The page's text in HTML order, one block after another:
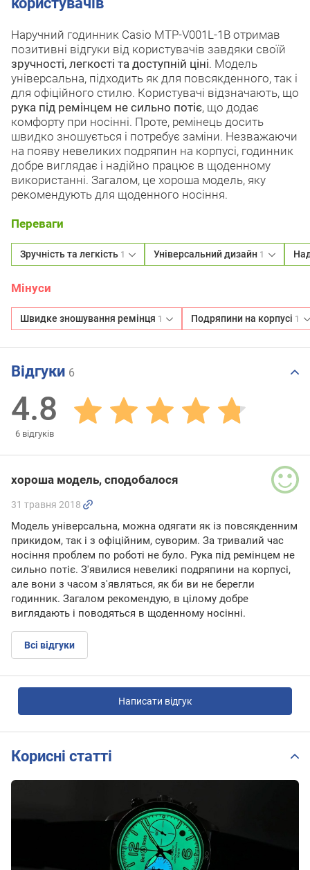
Наручний годинник Casio MTP-V001L-1B отримав
позитивні відгуки від користувачів завдяки своїй
зручності, легкості та доступній ціні. Модель
універсальна, підходить як для повсякденного, так і
для офіційного стилю. Користувачі відзначають, що
рука під ремінцем не сильно потіє, що додає
комфорту при носінні. Проте, ремінець досить
швидко зношується і потребує заміни. Незважаючи
на появу невеликих подряпин на корпусі, годинник
добре виглядає і надійно працює в щоденному
використанні. Загалом, це хороша модель, яку
рекомендують для щоденного носіння.
Переваги
Зручність та легкість 1 Універсальний дизайн 1
Мінуси
Швидке зношування ремінця 1 Подряпини на корпусі 1
Відгуки 6
4.8
6 відгуків
хороша модель, сподобалося
31 травня 2018
Модель універсальна, можна одягати як із повсякденним
прикидом, так і з офіційним, суворим. За тривалий час
носіння проблем по роботі не було. Рука під ремінцем не
сильно потіє. З'явилися невеликі подряпини на корпусі,
але вони з часом з'являться, як би ви не берегли
годинник. Загалом рекомендую, в цілому добре
виглядають і поводяться в щоденному носінні.
Всі відгуки
Написати відгук
Корисні статті